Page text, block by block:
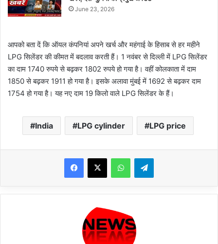
June 23, 2026
आपको बता दें कि ऑयल कंपनियां अपने खर्च और महंगाई के हिसाब से हर महीने
LPG सिलेंडर की कीमत में बदलाव करती हैं। 1 नवंबर से दिल्ली में LPG सिलेंडर
का दाम 1740 रुपये से बढ़कर 1802 रुपये हो गया है। वहीं कोलकाता में दाम
1850 से बढ़कर 1911 हो गया है। इसके अलावा मुंबई में 1692 से बढ़कर दाम
1754 हो गया है। यह नए दाम 19 किलो वाले LPG सिलेंडर के हैं।
India LPG cylinder LPG price
WhatsAppTelegram